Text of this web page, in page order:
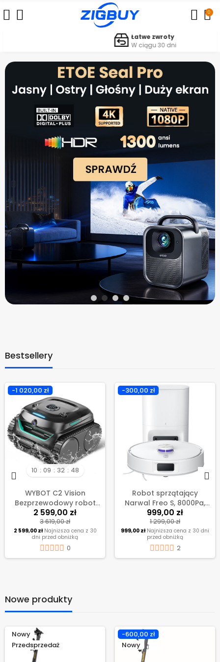
0
Łatwe zwroty
W ciągu 30 dni
Bestsellery
-1 020,00 zł
10 09 32 48
WYBOT C2 Vision
Bezprzewodowy robot
do czyszczenia
basenów, wykrywanie
śmieci kamerą AI -
Czarny+Zielony
2 599,00 zł
3 619,00 zł
2 599,00 złNajniższa cena z 30
dni przed obniżką
0
-300,00 zł
Robot sprzątający
Narwal Freo S, 8000Pa,
nacisk mopowania 8N,
Pojemność 3,5 L work,
automatycznemu
opróżnianiu pojemnika
999,00 zł
1 299,00 zł
999,00 złNajniższa cena z 30 dni
przed obniżką
2
Nowe produkty
Nowy
Przedsprzedaż
-600,00 zł
Nowy